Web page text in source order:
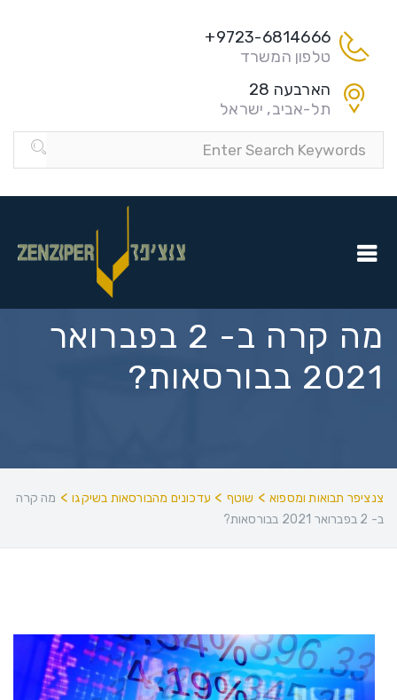
9723-6814666+
טלפון המשרד
הארבעה 28
תל-אביב, ישראל
מה קרה ב- 2 בפברואר
2021 בבורסאות?
צנציפר תבואות ומספוא > שוטף > עדכונים מהבורסאות בשיקגו> מה קרה
ב- 2 בפברואר 2021 בבורסאות?